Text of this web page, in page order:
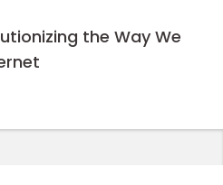
the Way We